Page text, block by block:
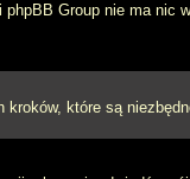
Group nie ma nic
które są